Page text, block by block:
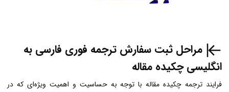
مراحل ثبت سفارش ترجمه فوری فارسی به
انگلیسی چکیده مقاله
فرایند ترجمه چکیده مقاله با توجه به حساسیت و اهمیت ویژه‌ای که در